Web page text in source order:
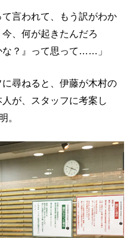
言われて、もう訳がわか
、何が起きたんだろ
な？』って思って……」
尋ねると、伊藤が木村の
が、スタッフに考案し
。